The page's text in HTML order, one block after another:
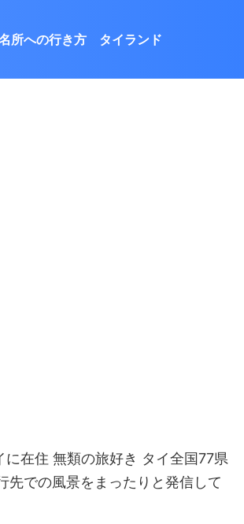
所への行き方 タイランド
に在住 無類の旅好き タイ全国77県
先での風景をまったりと発信して